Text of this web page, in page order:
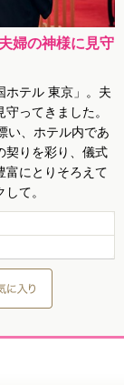
婦の神様に見守
ホテル 東京」。夫
ってきました。
い、ホテル内であ
契りを彩り、儀式
富にとりそろえて
て。